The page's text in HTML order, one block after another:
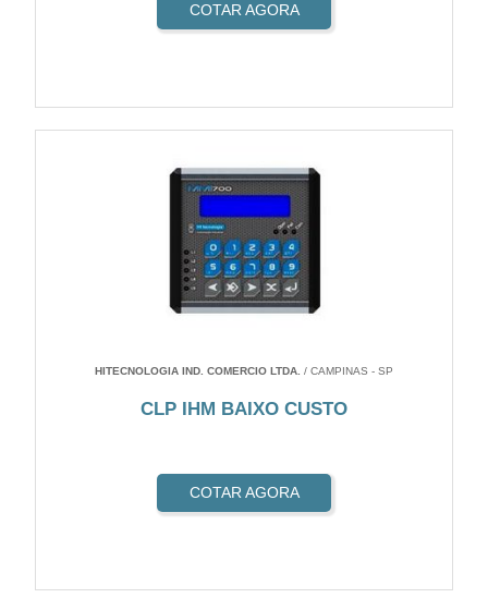
COTAR AGORA
HITECNOLOGIA IND. COMERCIO LTDA. / CAMPINAS - SP
CLP IHM BAIXO CUSTO
COTAR AGORA